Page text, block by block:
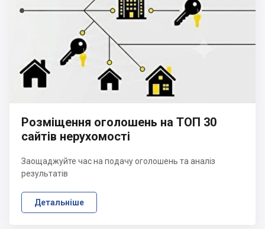
Розміщення оголошень на ТОП 30
сайтів нерухомості
Заощаджуйте час на подачу оголошень та аналіз
результатів
Детальніше